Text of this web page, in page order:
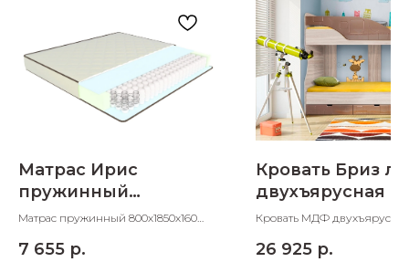
Матрас Ирис
пружинный
800х1850х160
Матрас пружинный 800х1850х160
7 655 р.
Кровать Бриз
двухъярусная с
Квадрат
Кровать МДФ
место 800х1900 ШхД
26 925 р.